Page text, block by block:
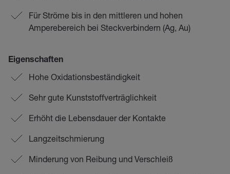
Für Ströme bis in den mittleren und hohen
Amperebereich bei Steckverbindern (Ag, Au)
Eigenschaften
Hohe Oxidationsbeständigkeit
Sehr gute Kunststoffverträglichkeit
Erhöht die Lebensdauer der Kontakte
Langzeitschmierung
Minderung von Reibung und Verschleiß